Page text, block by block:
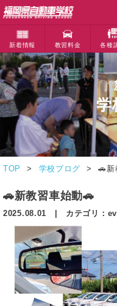
新着情報 教習料金 各種
学
TOP 学校ブログ 🚗新
🚗新教習車始動🚗
2025.08.01 | カテゴリ：